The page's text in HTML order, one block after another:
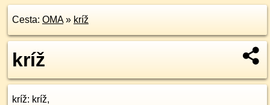
Cesta: OMA» kríž
kríž
kríž: kríž,